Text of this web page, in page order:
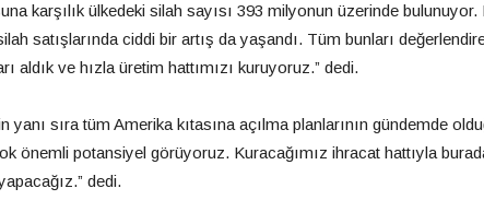
karşılık ülkedeki silah sayısı 393 milyonun üzerinde bulunuyor.
satışlarında ciddi bir artış da yaşandı. Tüm bunları
aldık ve hızla üretim hattımızı kuruyoruz.” dedi.
yanı sıra tüm Amerika kıtasına açılma planlarının gündemde
önemli potansiyel görüyoruz. Kuracağımız ihracat hattıyla
dedi.